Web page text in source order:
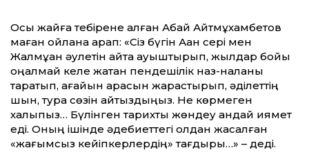
Осы жайға тебірене қалған Абай Айтмұ­хамбетов
маған ойлана қарап: «Сіз бүгін Ақан сері мен
Жалмұқан әулетін қайта қауыштырып, жылдар бойы
оңалмай келе жатқан пендешілік наз-наланы
тарқатып, ағайын арасын жарастырып, әділеттің
шын, тура сөзін айтқыздыңыз. Не көрмеген
халықпыз… Бүлінген тарихты жөндеу қандай қиямет
еді. Оның ішінде әдебиеттегі қолдан жасалған
«жағымсыз кейіпкерлердің» тағдыры…» – деді.